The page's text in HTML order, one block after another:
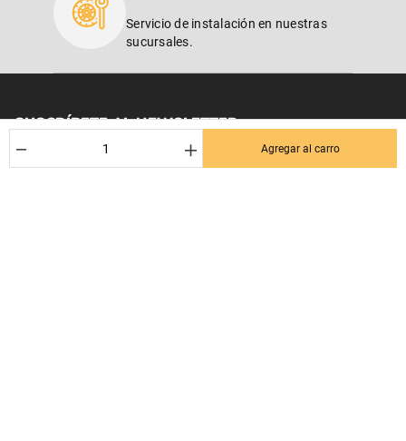
＋
－ Agregar al carro
Servicio de instalación en nuestras
sucursales.
SUSCRÍBETE AL NEWSLETTER
¡Entérate de los mejores Dctos% para tu próxima compra! Y se el
primero en enterarte de las últimas noticias en tu email.